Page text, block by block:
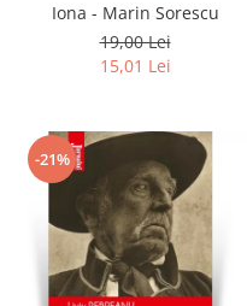
Iona - Marin Sorescu
19,00 Lei
15,01 Lei
-21%